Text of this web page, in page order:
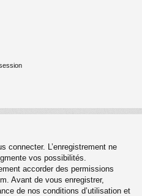
connecter. L’enregistrement ne
vos possibilités.
accorder des permissions
Avant de vous enregistrer,
de nos conditions d’utilisation et